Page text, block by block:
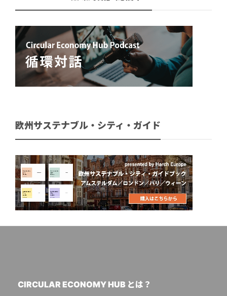
欧州サステナブル・シティ・ガイド
CIRCULAR ECONOMY HUB とは？